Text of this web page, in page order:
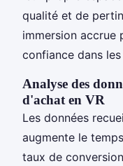
qualité et de
immersion accrue
confiance dans
Analyse des
d'achat en VR
Les données
augmente le
taux de